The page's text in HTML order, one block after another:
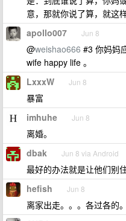
意，那就你说了算，就这
apollo007 Jun 8
@weishao666 #3 你妈妈
wife happy life 。
LxxxW Jun 8
暴富
imhuhe Jun 8
离婚。
dbak Jun 8 via Android
最好的办法就是让他们别
hefish Jun 8
离家出走。。。各过各的